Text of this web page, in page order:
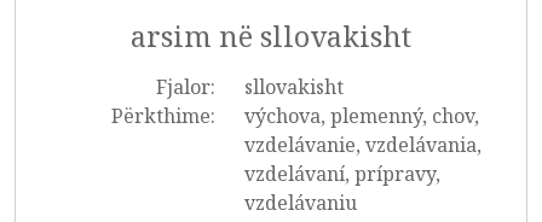
arsim në sllovakisht
Fjalor:
sllovakisht
Përkthime:
výchova, plemenný, chov,
vzdelávanie, vzdelávania,
vzdelávaní, prípravy,
vzdelávaniu